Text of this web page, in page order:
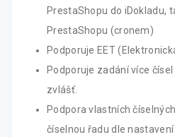
PrestaShopu do iDokladu,
PrestaShopu (cronem)
Podporuje EET
Podporuje zadání více
zvlášť.
Podpora vlastních
číselnou řadu dle nastavení